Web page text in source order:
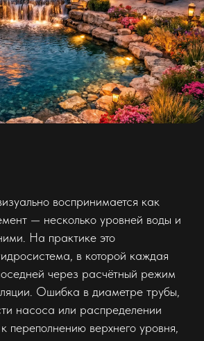
воспринимается как
— несколько уровней воды и
На практике это
в которой каждая
через расчётный режим
Ошибка в диаметре трубы,
насоса или распределении
переполнению верхнего уровня,